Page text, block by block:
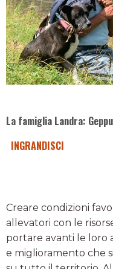
La famiglia Landra:
INGRANDISCI
Creare condizioni
allevatori con le
portare avanti le loro
e miglioramento che